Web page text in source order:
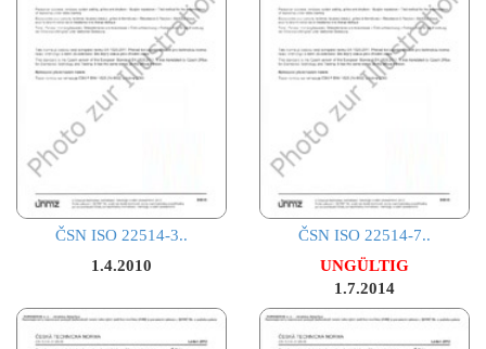
ČSN ISO 22514-3..
1.4.2010
ČSN ISO 22514-7..
UNGÜLTIG
1.7.2014